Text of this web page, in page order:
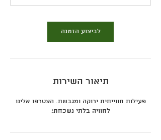
ק
ת
לביצוע הזמנה
תיאור השירות
פעילות חווייתית ירוקה ומגבשת. הצטרפו אלינו
לחוויה בלתי נשכחת!